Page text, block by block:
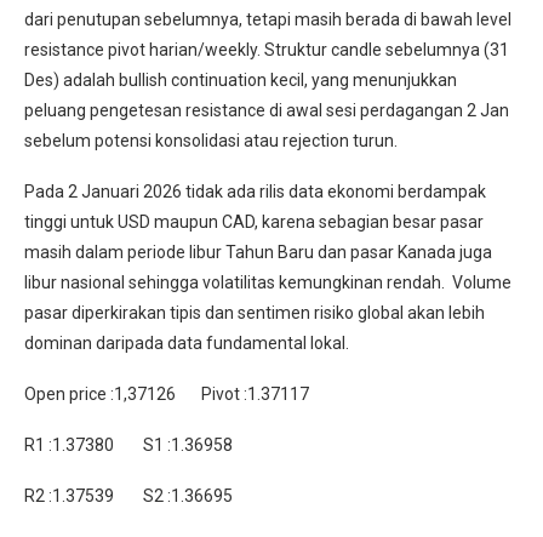
dari penutupan sebelumnya, tetapi masih berada di bawah level
resistance pivot harian/weekly. Struktur candle sebelumnya (31
Des) adalah bullish continuation kecil, yang menunjukkan
peluang pengetesan resistance di awal sesi perdagangan 2 Jan
sebelum potensi konsolidasi atau rejection turun.
Pada 2 Januari 2026 tidak ada rilis data ekonomi berdampak
tinggi untuk USD maupun CAD, karena sebagian besar pasar
masih dalam periode libur Tahun Baru dan pasar Kanada juga
libur nasional sehingga volatilitas kemungkinan rendah. Volume
pasar diperkirakan tipis dan sentimen risiko global akan lebih
dominan daripada data fundamental lokal.
Open price :1,37126 Pivot :1.37117
R1 :1.37380 S1 :1.36958
R2 :1.37539 S2 :1.36695